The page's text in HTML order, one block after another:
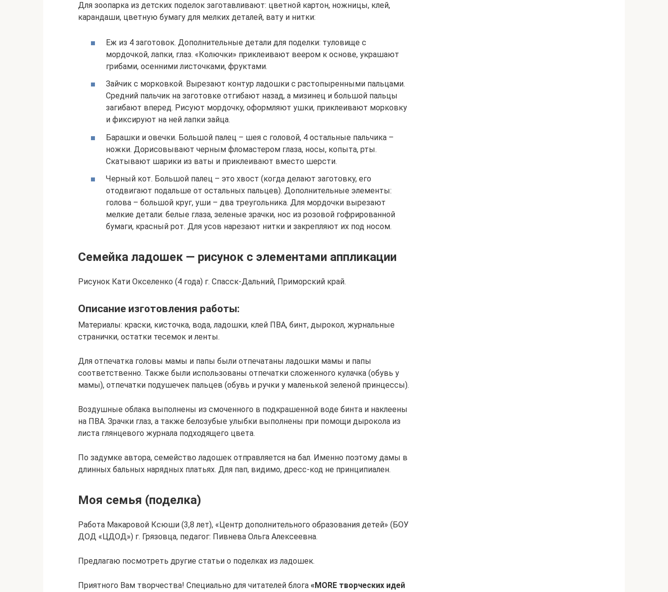
Для зоопарка из детских поделок заготавливают: цветной картон, ножницы, клей,
карандаши, цветную бумагу для мелких деталей, вату и нитки:
Еж из 4 заготовок. Дополнительные детали для поделки: туловище с
мордочкой, лапки, глаз. «Колючки» приклеивают веером к основе, украшают
грибами, осенними листочками, фруктами.
Зайчик с морковкой. Вырезают контур ладошки с растопыренными пальцами.
Средний пальчик на заготовке отгибают назад, а мизинец и большой пальцы
загибают вперед. Рисуют мордочку, оформляют ушки, приклеивают морковку
и фиксируют на ней лапки зайца.
Барашки и овечки. Большой палец – шея с головой, 4 остальные пальчика –
ножки. Дорисовывают черным фломастером глаза, носы, копыта, рты.
Скатывают шарики из ваты и приклеивают вместо шерсти.
Черный кот. Большой палец – это хвост (когда делают заготовку, его
отодвигают подальше от остальных пальцев). Дополнительные элементы:
голова – большой круг, уши – два треугольника. Для мордочки вырезают
мелкие детали: белые глаза, зеленые зрачки, нос из розовой гофрированной
бумаги, красный рот. Для усов нарезают нитки и закрепляют их под носом.
Семейка ладошек — рисунок с элементами аппликации
Рисунок Кати Окселенко (4 года) г. Спасск-Дальний, Приморский край.
Описание изготовления работы:
Материалы: краски, кисточка, вода, ладошки, клей ПВА, бинт, дырокол, журнальные
странички, остатки тесемок и ленты.
Для отпечатка головы мамы и папы были отпечатаны ладошки мамы и папы
соответственно. Также были использованы отпечатки сложенного кулачка (обувь у
мамы), отпечатки подушечек пальцев (обувь и ручки у маленькой зеленой принцессы).
Воздушные облака выполнены из смоченного в подкрашенной воде бинта и наклеены
на ПВА. Зрачки глаз, а также белозубые улыбки выполнены при помощи дырокола из
листа глянцевого журнала подходящего цвета.
По задумке автора, семейство ладошек отправляется на бал. Именно поэтому дамы в
длинных бальных нарядных платьях. Для пап, видимо, дресс-код не принципиален.
Моя семья (поделка)
Работа Макаровой Ксюши (3,8 лет), «Центр дополнительного образования детей» (БОУ
ДОД «ЦДОД») г. Грязовца, педагог: Пивнева Ольга Алексеевна.
Предлагаю посмотреть другие статьи о поделках из ладошек.
Приятного Вам творчества! Специально для читателей блога «MORE творческих идей